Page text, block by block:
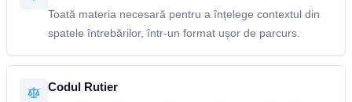
Toată materia necesară pentru a înțelege contextul din
spatele întrebărilor, într-un format ușor de parcurs.
Codul Rutier